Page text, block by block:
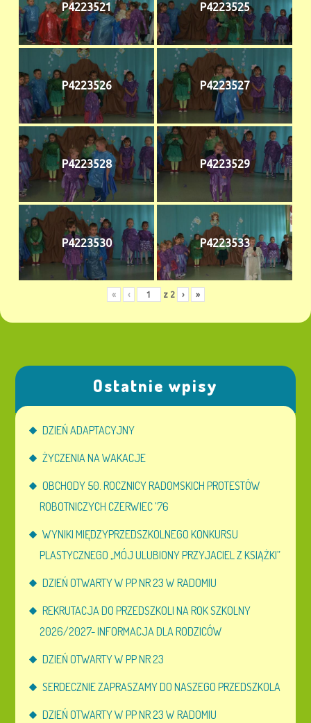
P4223521 P4223525
P4223526 P4223527
P4223528 P4223529
P4223530 P4223533
« ‹ z 2 › »
Ostatnie wpisy
DZIEŃ ADAPTACYJNY
ŻYCZENIA NA WAKACJE
OBCHODY 50. ROCZNICY RADOMSKICH PROTESTÓW
ROBOTNICZYCH CZERWIEC ’76
WYNIKI MIĘDZYPRZEDSZKOLNEGO KONKURSU
PLASTYCZNEGO „MÓJ ULUBIONY PRZYJACIEL Z KSIĄŻKI”
DZIEŃ OTWARTY W PP NR 23 W RADOMIU
REKRUTACJA DO PRZEDSZKOLI NA ROK SZKOLNY
2026/2027- INFORMACJA DLA RODZICÓW
DZIEŃ OTWARTY W PP NR 23
SERDECZNIE ZAPRASZAMY DO NASZEGO PRZEDSZKOLA
DZIEŃ OTWARTY W PP NR 23 W RADOMIU